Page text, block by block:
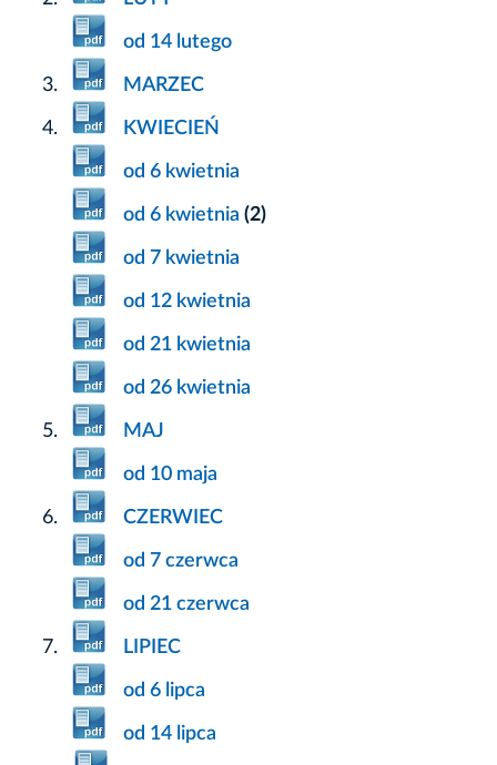
od 14 lutego
MARZEC
KWIECIEŃ
od 6 kwietnia
od 6 kwietnia (2)
od 7 kwietnia
od 12 kwietnia
od 21 kwietnia
od 26 kwietnia
MAJ
od 10 maja
CZERWIEC
od 7 czerwca
od 21 czerwca
LIPIEC
od 6 lipca
od 14 lipca